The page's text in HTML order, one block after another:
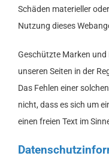
Schäden materieller
Nutzung dieses
Geschützte Marken und
unseren Seiten in der
Das Fehlen einer
nicht, dass es sich um
einen freien Text im